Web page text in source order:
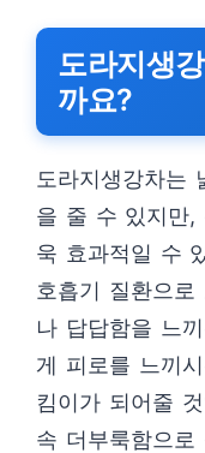
도라지생
까요?
도라지생강차는
을 줄 수 있지만,
욱 효과적일 수
호흡기 질환으
나 답답함을 느
게 피로를 느끼
킴이가 되어줄
속 더부룩함으